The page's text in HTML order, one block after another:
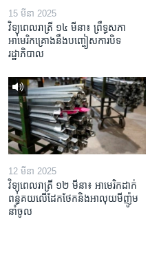
15 មីនា 2025
វិទ្យុពេលរាត្រី ១៤ មីនា៖ ព្រឹទ្ធសភា
អាមេរិកគ្រោងនឹងបញ្ចៀសការបិទ
រដ្ឋាភិបាល
12 មីនា 2025
វិទ្យុពេលរាត្រី ១២ មីនា៖ អាមេរិក​ដាក់​
ពន្ធគយ​លើ​ដែកថែក​និង​អាលុយ​មីញ៉ូម​
នាំចូល